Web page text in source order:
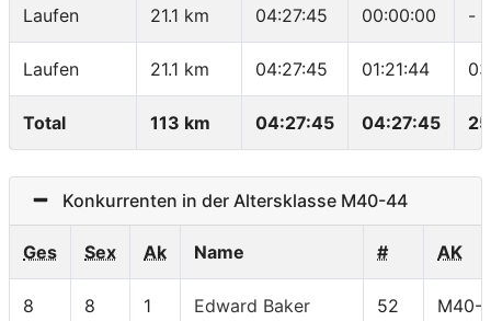
Laufen 21.1 km 04:27:45 00:00:00 -
Laufen 21.1 km 04:27:45 01:21:44
Total 113 km 04:27:45 04:27:45
Konkurrenten in der Altersklasse M40-44
Ges Sex Ak Name # AK
8 8 1 Edward Baker 52 M40-